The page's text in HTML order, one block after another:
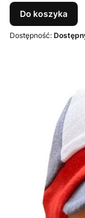
Do koszyka
Dostępność: